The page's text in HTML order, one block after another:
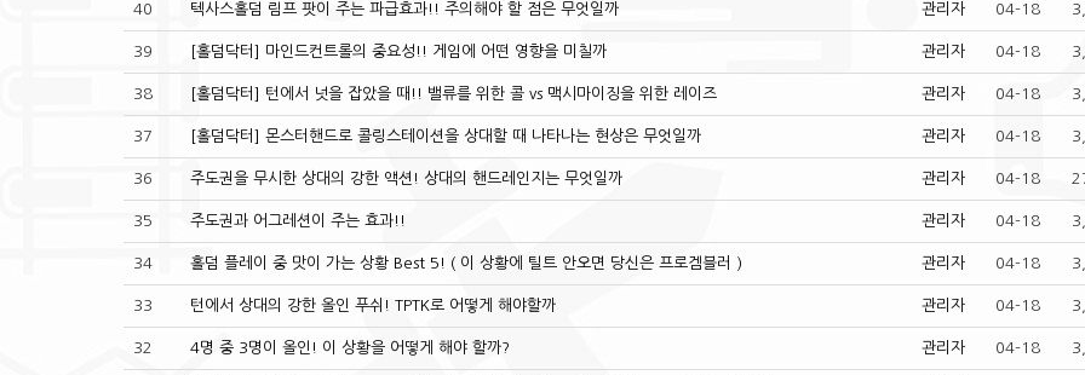
40 텍사스홀덤 림프 팟이 주는 파급효과!! 주의해야 할 점은 무엇일까 관리자 04-18
39 [홀덤닥터] 마인드컨트롤의 중요성!! 게임에 어떤 영향을 미칠까 관리자 04-18
38 [홀덤닥터] 턴에서 넛을 잡았을 때!! 밸류를 위한 콜 vs 맥시마이징을 위한 레이즈 관리자 04-18
37 [홀덤닥터] 몬스터핸드로 콜링스테이션을 상대할 때 나타나는 현상은 무엇일까 관리자 04-18
36 주도권을 무시한 상대의 강한 액션! 상대의 핸드레인지는 무엇일까 관리자 04-18
35 주도권과 어그레션이 주는 효과!! 관리자 04-18
34 홀덤 플레이 중 맛이 가는 상황 Best 5! ( 이 상황에 틸트 안오면 당신은 프로겜블러 ) 관리자 04-18
33 턴에서 상대의 강한 올인 푸쉬! TPTK로 어떻게 해야할까 관리자 04-18
32 4명 중 3명이 올인! 이 상황을 어떻게 해야 할까? 관리자 04-18